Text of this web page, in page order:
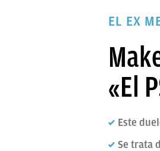
EL EX
«El
Este
Se trata